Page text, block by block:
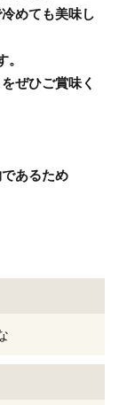
めても美味し
ぜひご賞味く
あるため